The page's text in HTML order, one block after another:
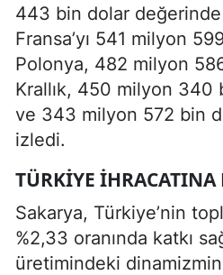
443 bin dolar
Fransa’yı 541 milyon
Polonya, 482 milyon
Krallık, 450 milyon 340
ve 343 milyon 572 bin
izledi.
TÜRKIYE
Sakarya, Türkiye’nin
%2,33 oranında katkı
üretimindeki